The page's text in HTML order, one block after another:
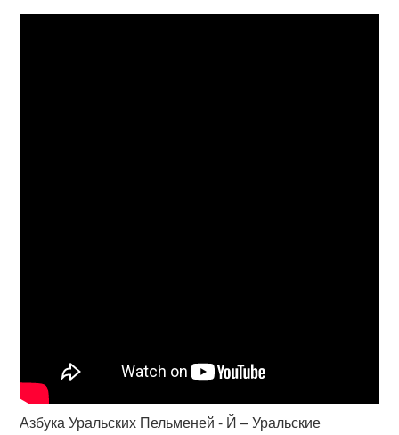
Азбука Уральских Пельменей - Й – Уральские